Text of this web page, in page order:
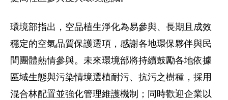
環境部指出，空品植生淨化為易參與、長期且成效
穩定的空氣品質保護選項，感謝各地環保夥伴與民
間團體熱情參與。未來環境部將持續鼓勵各地依據
區域生態與污染情境選植耐污、抗污之樹種，採用
混合林配置並強化管理維護機制；同時歡迎企業以